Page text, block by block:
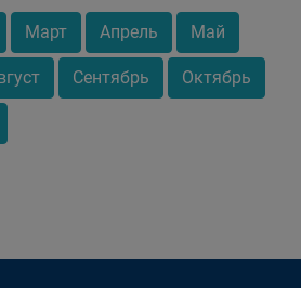
Март Апрель Май
Сентябрь Октябрь